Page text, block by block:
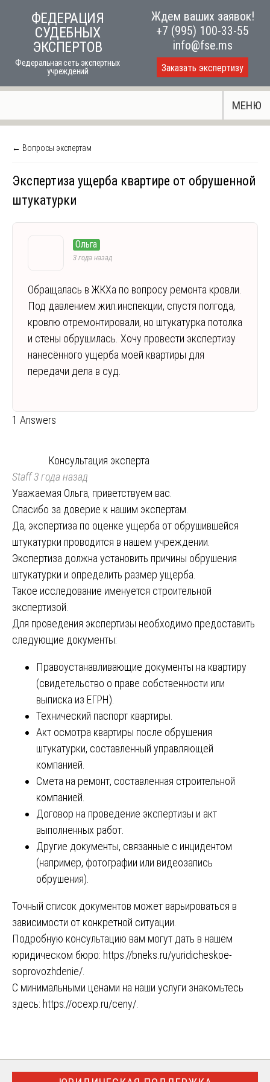
ФЕДЕРАЦИЯ
СУДЕБНЫХ
ЭКСПЕРТОВ
Федеральная сеть экспертных
учреждений
Ждем ваших заявок!
+7 (995) 100-33-55
info@fse.ms
Заказать экспертизу
МЕНЮ
← Вопросы экспертам
Экспертиза ущерба квартире от обрушенной
штукатурки
Ольга
3 года назад
Обращалась в ЖКХа по вопросу ремонта кровли.
Под давлением жил.инспекции, спустя полгода,
кровлю отремонтировали, но штукатурка потолка
и стены обрушилась. Хочу провести экспертизу
нанесённого ущерба моей квартиры для
передачи дела в суд.
1 Answers
Консультация эксперта
Staff3 года назад
Уважаемая Ольга, приветствуем вас.
Спасибо за доверие к нашим экспертам.
Да, экспертиза по оценке ущерба от обрушившейся
штукатурки проводится в нашем учреждении.
Экспертиза должна установить причины обрушения
штукатурки и определить размер ущерба.
Такое исследование именуется строительной
экспертизой.
Для проведения экспертизы необходимо предоставить
следующие документы:
Правоустанавливающие документы на квартиру
(свидетельство о праве собственности или
выписка из ЕГРН).
Технический паспорт квартиры.
Акт осмотра квартиры после обрушения
штукатурки, составленный управляющей
компанией.
Смета на ремонт, составленная строительной
компанией.
Договор на проведение экспертизы и акт
выполненных работ.
Другие документы, связанные с инцидентом
(например, фотографии или видеозапись
обрушения).
Точный список документов может варьироваться в
зависимости от конкретной ситуации.
Подробную консультацию вам могут дать в нашем
юридическом бюро: https://bneks.ru/yuridicheskoe-
soprovozhdenie/
С минимальными ценами на наши услуги знакомьтесь
здесь: https://ocexp.ru/ceny/